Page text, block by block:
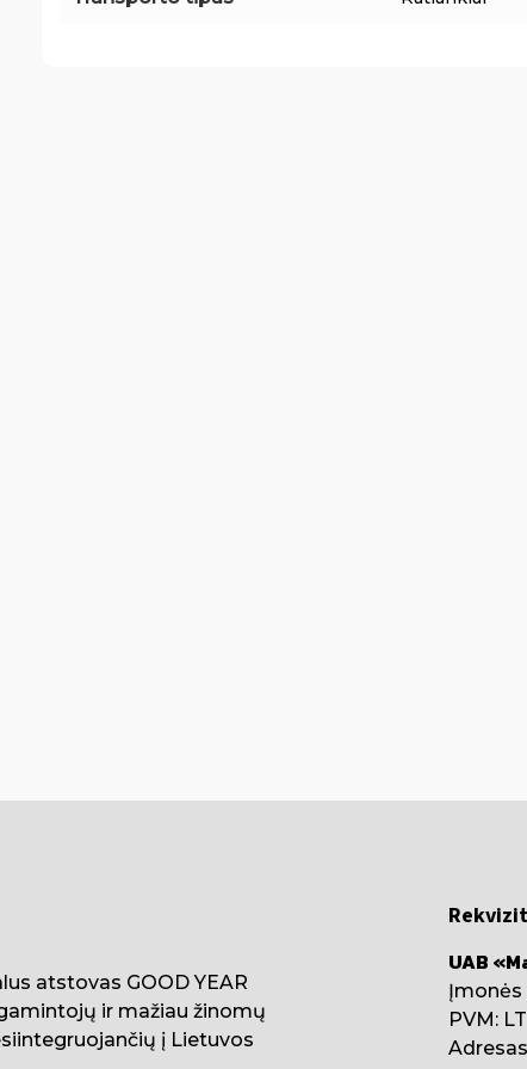
atstovas GOOD YEAR
ir mažiau žinomų
į Lietuvos
UAB
Įmonės
PVM: